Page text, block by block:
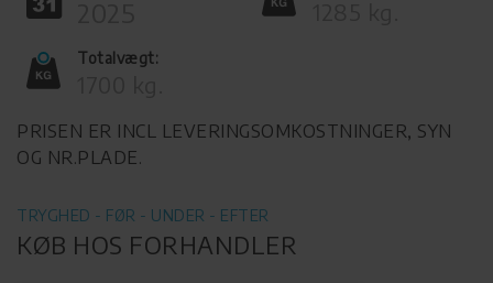
Totalvægt:
PRISEN ER INCL LEVERINGSOMKOSTNINGER, SYN
OG NR.PLADE.
TRYGHED - FØR - UNDER - EFTER
KØB HOS FORHANDLER